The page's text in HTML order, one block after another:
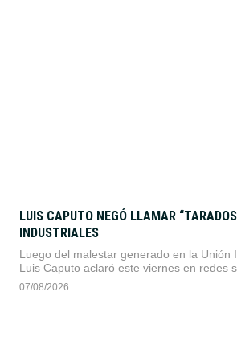
LUIS CAPUTO NEGÓ LLAMAR
INDUSTRIALES
Luego del malestar generado en la Unión
Luis Caputo aclaró este viernes en redes
sobre el sector. El ministro de Economía
07/08/2026